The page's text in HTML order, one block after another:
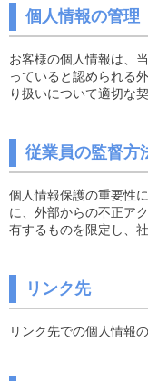
個人情報の管理
お客様の個人情報は、
っていると認められる
り扱いについて適切な
従業員の監督方
個人情報保護の重要性
に、外部からの不正ア
有するものを限定し、
リンク先
リンク先での個人情報